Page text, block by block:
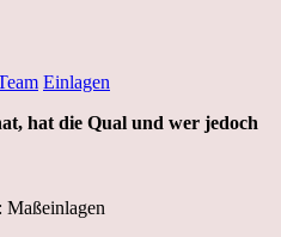
Einlagen
hat die Qual und wer jedoch